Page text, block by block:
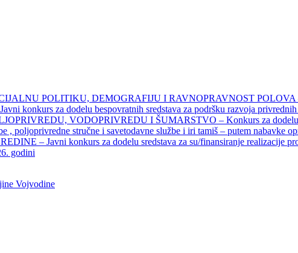
POLITIKU, DEMOGRAFIJU I RAVNOPRAVNOST POLOVA –
konkurs za dodelu bespovratnih sredstava za podršku razvoja
VODOPRIVREDU I ŠUMARSTVO – Konkurs za dodelu
, poljoprivredne stručne i savetodavne službe i iri tamiš ‒ putem nabavke
– Javni konkurs za dodelu sredstava za su/finansiranje realizacije
godini
Vojvodine